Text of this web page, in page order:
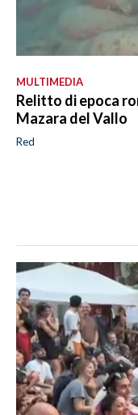
MULTIMEDIA
Relitto di epoca
Mazara del Vallo
Red